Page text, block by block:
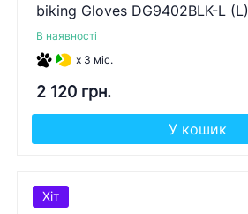
biking Gloves DG9402BLK-L (L)
В наявності
x 3 міс.
2 120 грн.
У кошик
Хіт